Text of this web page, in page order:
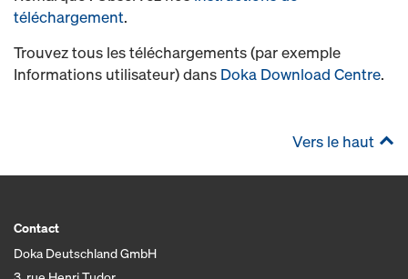
téléchargement.
Trouvez tous les téléchargements (par exemple
Informations utilisateur) dans Doka Download Centre.
Vers le haut
Contact
Doka Deutschland GmbH